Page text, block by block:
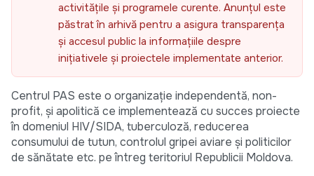
activitățile și programele curente. Anunțul este
păstrat în arhivă pentru a asigura transparența
și accesul public la informațiile despre
inițiativele și proiectele implementate anterior.
Centrul PAS este o organizație independentă, non-
profit, şi apolitică ce implementează cu succes proiecte
în domeniul HIV/SIDA, tuberculoză, reducerea
consumului de tutun, controlul gripei aviare și politicilor
de sănătate etc. pe întreg teritoriul Republicii Moldova.